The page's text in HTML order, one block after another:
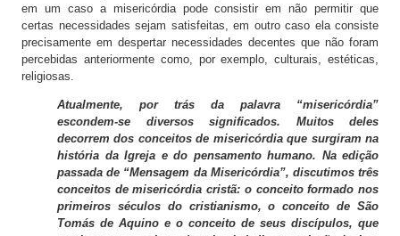
em um caso a misericórdia pode consistir em não permitir que
certas necessidades sejam satisfeitas, em outro caso ela consiste
precisamente em despertar necessidades decentes que não foram
percebidas anteriormente como, por exemplo, culturais, estéticas,
religiosas.
Atualmente, por trás da palavra “misericórdia”
escondem-se diversos significados. Muitos deles
decorrem dos conceitos de misericórdia que surgiram na
história da Igreja e do pensamento humano. Na edição
passada de “Mensagem da Misericórdia”, discutimos três
conceitos de misericórdia cristã: o conceito formado nos
primeiros séculos do cristianismo, o conceito de São
Tomás de Aquino e o conceito de seus discípulos, que